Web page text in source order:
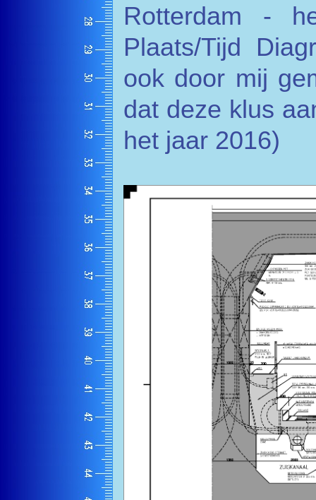
Rotterdam -
Plaats/Tijd
ook door mij
dat deze klus
het jaar 2016)